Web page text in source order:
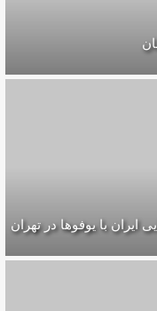
ایران با یوفوها در تهران